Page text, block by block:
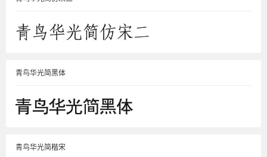
青鸟华光简黑体
青鸟华光简楷宋